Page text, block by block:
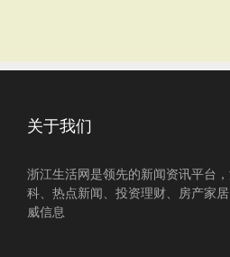
关于我们
浙江生活网是领先的新闻资讯平台
科、热点新闻、投资理财、房产家
威信息